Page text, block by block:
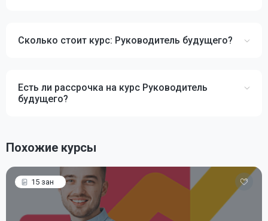
Сколько стоит курс: Руководитель будущего?
Есть ли рассрочка на курс Руководитель
будущего?
Похожие курсы
15 зан